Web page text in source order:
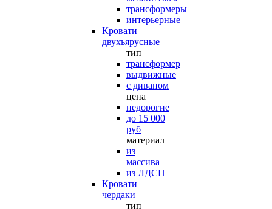
трансформеры
интерьерные
Кровати
двухъярусные
тип
трансформер
выдвижные
с диваном
цена
недорогие
до 15 000
руб
материал
из
массива
из ЛДСП
Кровати
чердаки
тип